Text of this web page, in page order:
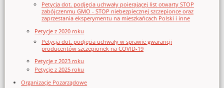
Petycja dot. podjęcia uchwały poierającej list otwarty STOP
zabójczenmu GMO - STOP niebezpiecznej szczepionce oraz
zaprzestania eksperymentu na mieszkańcach Polski i inne
Petycje z 2020 roku
Petycja dot. podjęcia uchwały w sprawie gwarancji
producentów szczepionek na COVID-19
Petycje z 2023 roku
Petycje z 2025 roku
Organizacje Pozarządowe